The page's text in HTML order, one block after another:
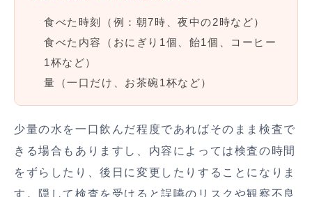
食べた時刻（例：朝7時、夜中の2時など）
食べた内容（おにぎり1個、飴1個、コーヒー
1杯など）
量（一口だけ、お茶碗1杯など）
少量の水を一口飲んだ程度であればそのまま検査で
きる場合もありますし、内容によっては検査の時間
をずらしたり、後日に変更したりすることになりま
す。隠して検査を受けると誤嚥のリスクや観察不良